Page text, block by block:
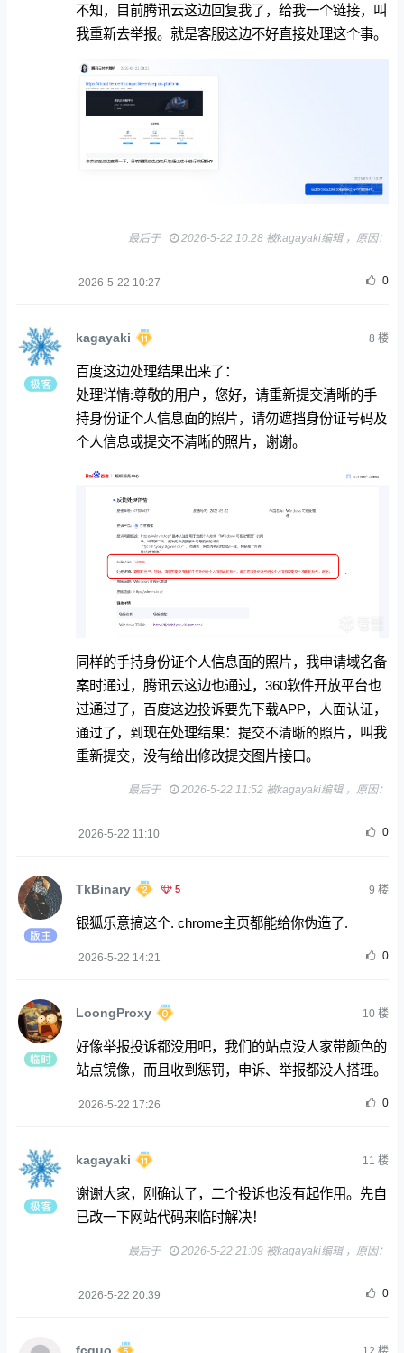
不知，目前腾讯云这边回复我了，给我一个链接，叫
我重新去举报。就是客服这边不好直接处理这个事。
最后于 2026-5-22 10:28 被kagayaki编辑 ，原因：
2026-5-22 10:27 0
kagayaki 8 楼
百度这边处理结果出来了：
处理详情:尊敬的用户，您好，请重新提交清晰的手
持身份证个人信息面的照片，请勿遮挡身份证号码及
个人信息或提交不清晰的照片，谢谢。
同样的手持身份证个人信息面的照片，我申请域名备
案时通过，腾讯云这边也通过，360软件开放平台也
过通过了， 百度这边投诉要先下载APP，人面认证，
通过了，到 现在处理结果： 提交不清晰的照片，叫我
重新提交，没有给出修改提交图片接口。
最后于 2026-5-22 11:52 被kagayaki编辑 ，原因：
2026-5-22 11:10 0
TkBinary 5 9 楼
银狐乐意搞这个. chrome主页都能给你伪造了.
2026-5-22 14:21 0
LoongProxy 10楼
好像举报投诉都没用吧，我们的站点没人家带颜色的
站点镜像，而且收到惩罚，申诉、举报都没人搭理。
2026-5-22 17:26 0
kagayaki 11 楼
谢谢大家，刚确认了，二个投诉也没有起作用。先自
已改一下网站代码来临时解决！
最后于 2026-5-22 21:09 被kagayaki编辑 ，原因：
2026-5-22 20:39 0